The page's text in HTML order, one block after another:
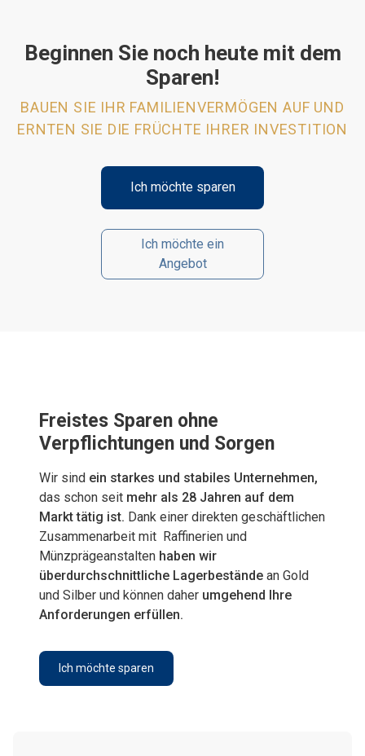
Beginnen Sie noch heute mit dem
Sparen!
BAUEN SIE IHR FAMILIENVERMÖGEN AUF UND
ERNTEN SIE DIE FRÜCHTE IHRER INVESTITION
Ich möchte sparen
Ich möchte ein
Angebot
Freistes Sparen ohne
Verpflichtungen und Sorgen
Wir sind ein starkes und stabiles Unternehmen,
das schon seit mehr als 28 Jahren auf dem
Markt tätig ist. Dank einer direkten geschäftlichen
Zusammenarbeit mit Raffinerien und
Münzprägeanstalten haben wir
überdurchschnittliche Lagerbestände an Gold
und Silber und können daher umgehend Ihre
Anforderungen erfüllen.
Ich möchte sparen